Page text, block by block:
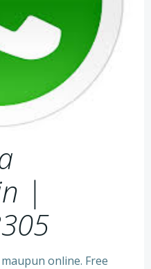
|
online. Free